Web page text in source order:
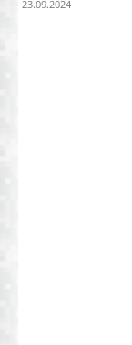
23.09.2024